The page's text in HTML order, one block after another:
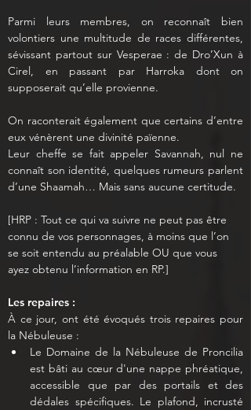
Parmi leurs membres, on reconnaît bien
volontiers une multitude de races différentes,
sévissant partout sur Vesperae : de Dro’Xun à
Cirel, en passant par Harroka dont on
supposerait qu’elle provienne.
On raconterait également que certains d’entre
eux vénèrent une divinité païenne.
Leur cheffe se fait appeler Savannah, nul ne
connaît son identité, quelques rumeurs parlent
d’une Shaamah… Mais sans aucune certitude.
[HRP : Tout ce qui va suivre ne peut pas être
connu de vos personnages, à moins que l’on
se soit entendu au préalable OU que vous
ayez obtenu l’information en RP.]
Les repaires :
À ce jour, ont été évoqués trois repaires pour
la Nébuleuse :
Le Domaine de la Nébuleuse de Proncilia
est bâti au cœur d'une nappe phréatique,
accessible que par des portails et des
dédales spécifiques. Le plafond, incrusté